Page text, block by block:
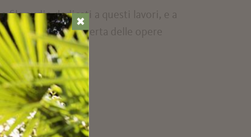
file audio dedicati a questi lavori, e a
alla scoperta delle opere
✖